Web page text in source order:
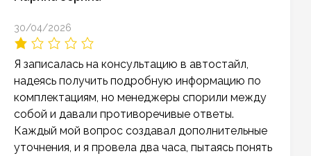
30/04/2026
Я записалась на консультацию в автостайл,
надеясь получить подробную информацию по
комплектациям, но менеджеры спорили между
собой и давали противоречивые ответы.
Каждый мой вопрос создавал дополнительные
уточнения, и я провела два часа, пытаясь понять